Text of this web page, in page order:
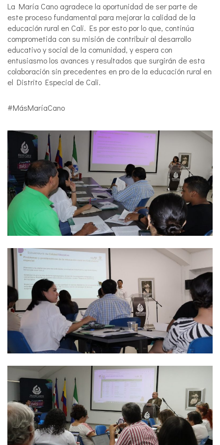
La María Cano agradece la oportunidad de ser parte de
este proceso fundamental para mejorar la calidad de la
educación rural en Cali. Es por esto por lo que, continúa
comprometida con su misión de contribuir al desarrollo
educativo y social de la comunidad, y espera con
entusiasmo los avances y resultados que surgirán de esta
colaboración sin precedentes en pro de la educación rural en
el Distrito Especial de Cali.
#MásMaríaCano